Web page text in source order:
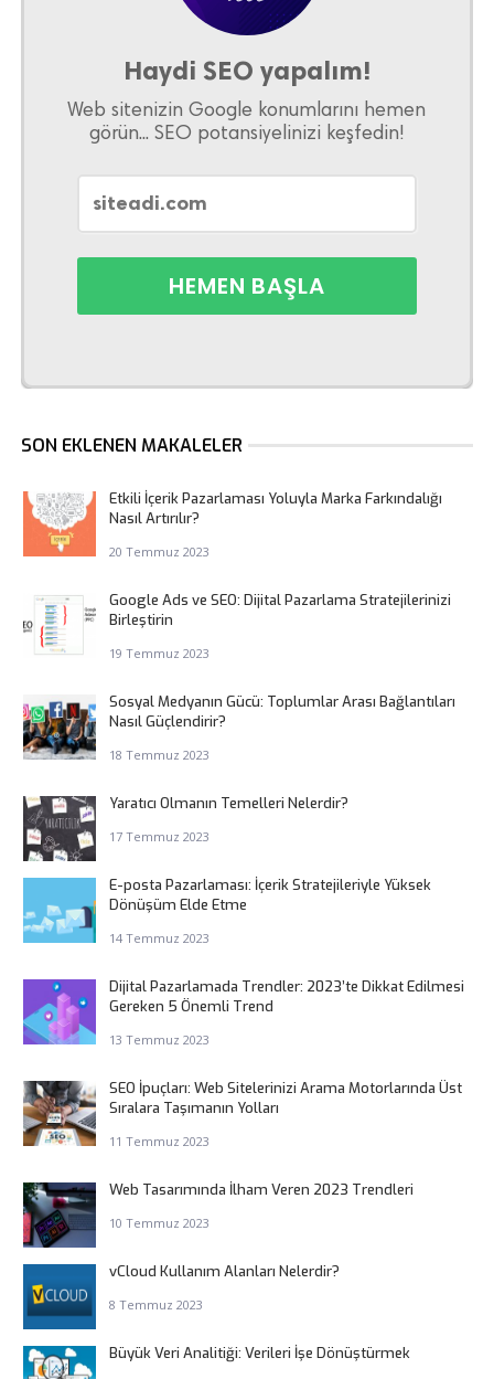
Haydi SEO yapalım!
Web sitenizin Google konumlarını hemen
görün... SEO potansiyelinizi keşfedin!
SON EKLENEN MAKALELER
Etkili İçerik Pazarlaması Yoluyla Marka Farkındalığı
Nasıl Artırılır?
20 Temmuz 2023
Google Ads ve SEO: Dijital Pazarlama Stratejilerinizi
Birleştirin
19 Temmuz 2023
Sosyal Medyanın Gücü: Toplumlar Arası Bağlantıları
Nasıl Güçlendirir?
18 Temmuz 2023
Yaratıcı Olmanın Temelleri Nelerdir?
17 Temmuz 2023
E-posta Pazarlaması: İçerik Stratejileriyle Yüksek
Dönüşüm Elde Etme
14 Temmuz 2023
Dijital Pazarlamada Trendler: 2023’te Dikkat Edilmesi
Gereken 5 Önemli Trend
13 Temmuz 2023
SEO İpuçları: Web Sitelerinizi Arama Motorlarında Üst
Sıralara Taşımanın Yolları
11 Temmuz 2023
Web Tasarımında İlham Veren 2023 Trendleri
10 Temmuz 2023
vCloud Kullanım Alanları Nelerdir?
8 Temmuz 2023
Büyük Veri Analitiği: Verileri İşe Dönüştürmek